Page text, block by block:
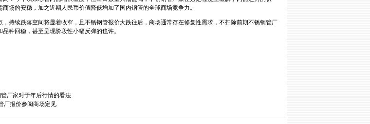
场的安稳，加之近期人民币价值降低增加了国内钢管的全球商场竞争力。
，持续跌落空间将显着收窄，且不锈钢管报价大跌往后，商场通常存在修复性需求，不扫除前期不锈钢管厂
种回稳，甚至呈现阶段性小幅反弹的也许。
厂家对于年后行情的看法
厂报价参阅商场定见